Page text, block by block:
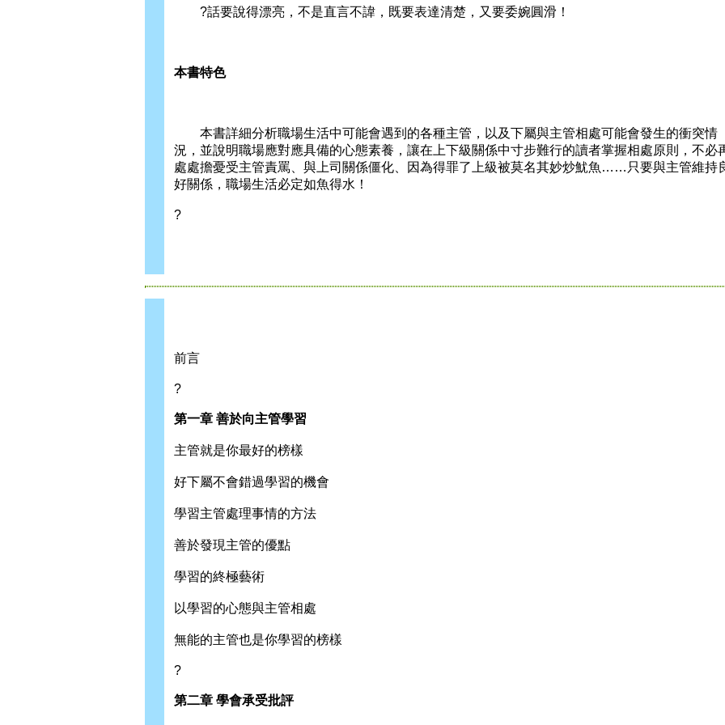
?話要說得漂亮，不是直言不諱，既要表達清楚，又要委婉圓滑！
本書特色
本書詳細分析職場生活中可能會遇到的各種主管，以及下屬與主管相處可能會發生的衝突情
況，並說明職場應對應具備的心態素養，讓在上下級關係中寸步難行的讀者掌握相處原則，不必
處處擔憂受主管責罵、與上司關係僵化、因為得罪了上級被莫名其妙炒魷魚……只要與主管維持
好關係，職場生活必定如魚得水！
?
前言
?
第一章 善於向主管學習
主管就是你最好的榜樣
好下屬不會錯過學習的機會
學習主管處理事情的方法
善於發現主管的優點
學習的終極藝術
以學習的心態與主管相處
無能的主管也是你學習的榜樣
?
第二章 學會承受批評